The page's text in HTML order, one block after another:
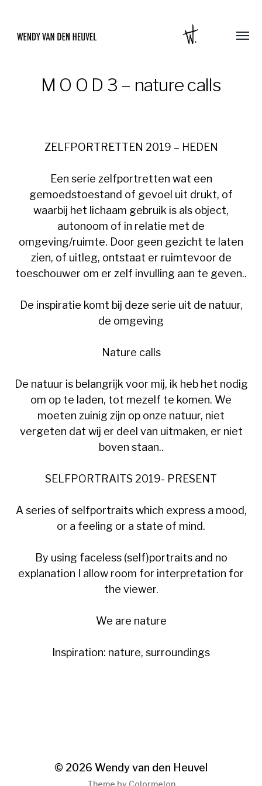
M O O D 3 – nature calls
ZELFPORTRETTEN 2019 – HEDEN
Een serie zelfportretten wat een
gemoedstoestand of gevoel uit drukt, of
waarbij het lichaam gebruik is als object,
autonoom of in relatie met de
omgeving/ruimte. Door geen gezicht te laten
zien, of uitleg, ontstaat er ruimtevoor de
toeschouwer om er zelf invulling aan te geven..
De inspiratie komt bij deze serie uit de natuur,
de omgeving
Nature calls
De natuur is belangrijk voor mij, ik heb het nodig
om op te laden, tot mezelf te komen. We
moeten zuinig zijn op onze natuur, niet
vergeten dat wij er deel van uitmaken, er niet
boven staan..
SELFPORTRAITS 2019- PRESENT
A series of selfportraits which express a mood,
or a feeling or a state of mind.
By using faceless (self)portraits and no
explanation I allow room for interpretation for
the viewer.
We are nature
Inspiration: nature, surroundings
© 2026 Wendy van den Heuvel
Theme by Colormelon